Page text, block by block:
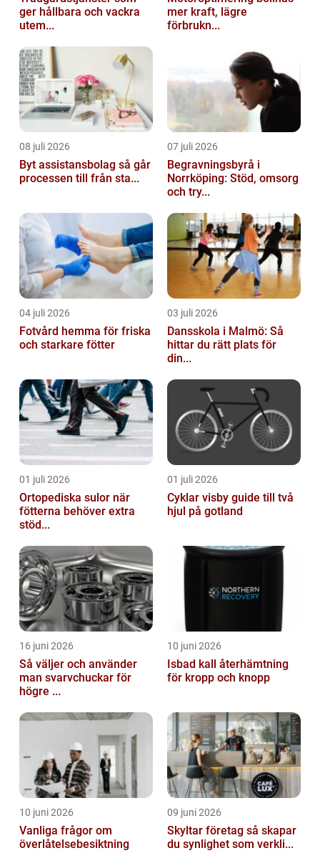
ger hållbara och vackra
utem...
mer kraft, lägre
förbrukn...
08 juli 2026
Byt assistansbolag så går
processen till från sta...
07 juli 2026
Begravningsbyrå i
Norrköping: Stöd, omsorg
och try...
04 juli 2026
Fotvård hemma för friska
och starkare fötter
03 juli 2026
Dansskola i Malmö: Så
hittar du rätt plats för
din...
01 juli 2026
Ortopediska sulor när
fötterna behöver extra
stöd...
01 juli 2026
Cyklar visby guide till två
hjul på gotland
16 juni 2026
Så väljer och använder
man svarvchuckar för
högre ...
10 juni 2026
Isbad kall återhämtning
för kropp och knopp
10 juni 2026
Vanliga frågor om
överlåtelsebesiktning
09 juni 2026
Skyltar företag så skapar
du synlighet som verkli...